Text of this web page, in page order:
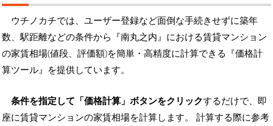
ウチノカチでは、ユーザー登録など面倒な手続きせずに築年
数、駅距離などの条件から『南丸之内』における賃貸マンション
の家賃相場(値段、評価額)を簡単・高精度に計算できる『価格計
算ツール』を提供しています。
条件を指定して「価格計算」ボタンをクリックするだけで、即
座に賃貸マンションの家賃相場を計算します。 計算する際に参考